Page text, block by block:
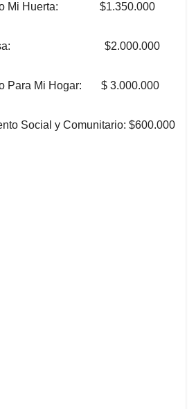
Mi Huerta: $1.350.000
$2.000.000
Mi Hogar: $ 3.000.000
y Comunitario: $600.000